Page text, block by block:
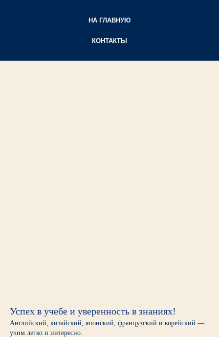
НА ГЛАВНУЮ
КОНТАКТЫ
Успех в учебе и уверенность в знаниях!
Английский, китайский, японский, французский и корейский —
учим легко и интересно.